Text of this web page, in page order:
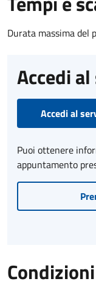
Durata massima del
Accedi
Accedi al
Puoi ottenere
appuntamento